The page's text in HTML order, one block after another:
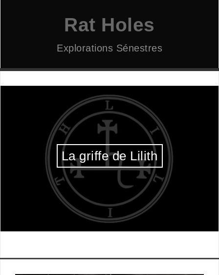
Rat Holes
Explorations Sénestres
La griffe de Lilith